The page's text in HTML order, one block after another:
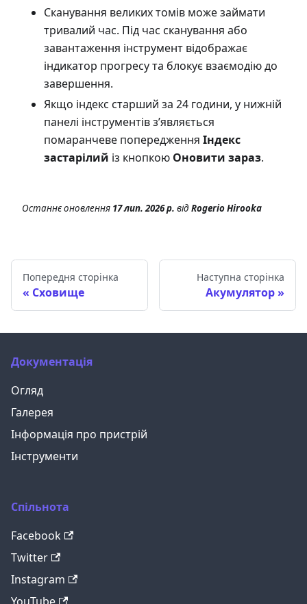
Сканування великих томів може займати
тривалий час. Під час сканування або
завантаження інструмент відображає
індикатор прогресу та блокує взаємодію до
завершення.
Якщо індекс старший за 24 години, у нижній
панелі інструментів з’являється
помаранчеве попередження Індекс
застарілий із кнопкою Оновити зараз.
Останнє оновлення 17 лип. 2026 р. від Rogerio Hirooka
Попередня сторінка
Сховище
Наступна сторінка
Акумулятор
Документація
Огляд
Галерея
Інформація про пристрій
Інструменти
Спільнота
Facebook
Twitter
Instagram